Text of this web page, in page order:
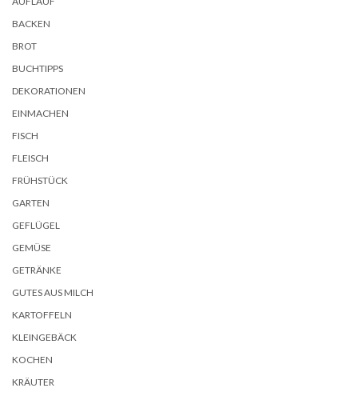
BACKEN
BROT
BUCHTIPPS
DEKORATIONEN
EINMACHEN
FISCH
FLEISCH
FRÜHSTÜCK
GARTEN
GEFLÜGEL
GEMÜSE
GETRÄNKE
GUTES AUS MILCH
KARTOFFELN
KLEINGEBÄCK
KOCHEN
KRÄUTER